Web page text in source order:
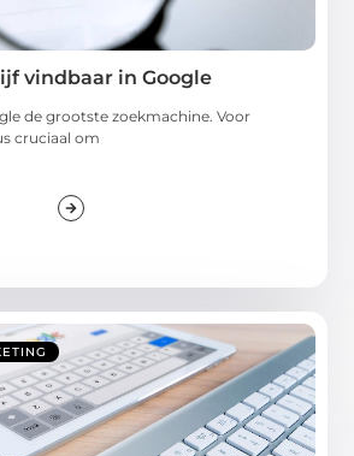
vindbaar in Google
de grootste zoekmachine. Voor
cruciaal om